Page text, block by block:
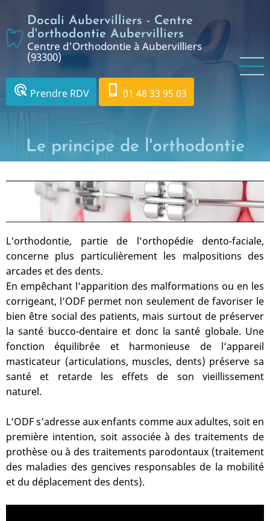
contenu
principal
Docali Aubervilliers - Centre
d'orthodontie Aubervilliers
Centre d'Orthodontie à Aubervilliers
(93300)
ads_click Prendre RDV phone_iphone 01 48 33 95 03
Le principe de l'orthodontie
L'orthodontie, partie de l’orthopédie dento-faciale,
concerne plus particulièrement les malpositions des
arcades et des dents.
En empêchant l’apparition des malformations ou en les
corrigeant, l’ODF permet non seulement de favoriser le
bien être social des patients, mais surtout de préserver
la santé bucco-dentaire et donc la santé globale. Une
fonction équilibrée et harmonieuse de l’appareil
masticateur (articulations, muscles, dents) préserve sa
santé et retarde les effets de son vieillissement
naturel.
L’ODF s’adresse aux enfants comme aux adultes, soit en
première intention, soit associée à des traitements de
prothèse ou à des traitements parodontaux (traitement
des maladies des gencives responsables de la mobilité
et du déplacement des dents).